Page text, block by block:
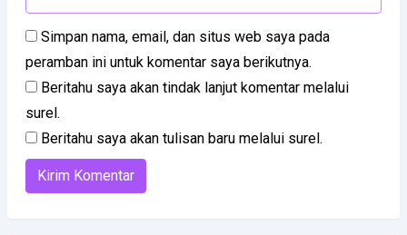
Simpan nama, email, dan situs web saya pada
peramban ini untuk komentar saya berikutnya.
Beritahu saya akan tindak lanjut komentar melalui
surel.
Beritahu saya akan tulisan baru melalui surel.